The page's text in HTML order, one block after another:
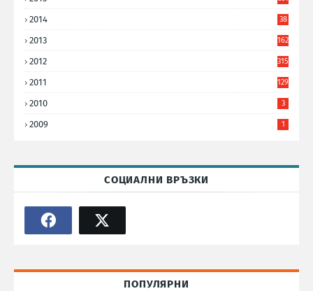
2014
38
2013 162
2012 315
2011 129
2010 3
2009 1
СОЦИАЛНИ ВРЪЗКИ
ПОПУЛЯРНИ